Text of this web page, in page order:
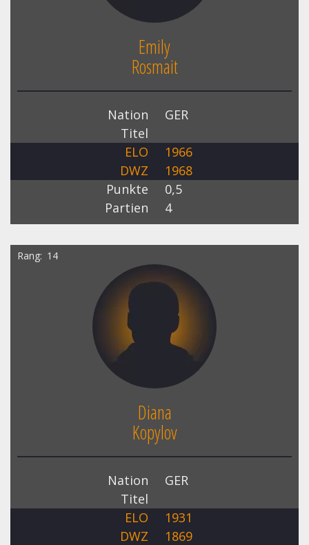
Emily
Rosmait
Nation
GER
Titel
ELO
1966
DWZ
1968
Punkte
0,5
Partien
4
Rang 14
Diana
Kopylov
Nation
GER
Titel
ELO
1931
DWZ
1869